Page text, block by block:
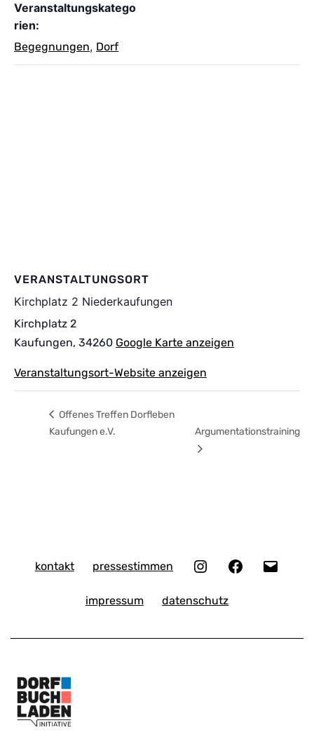
Veranstaltungskatego
rien:
Begegnungen, Dorf
VERANSTALTUNGSORT
Kirchplatz 2 Niederkaufungen
Kirchplatz 2
Kaufungen, 34260 Google Karte anzeigen
Veranstaltungsort-Website anzeigen
Offenes Treffen Dorfleben
Kaufungen e.V.
Argumentationstraining
kontakt pressestimmen InstagramFacebook
impressum datenschutz